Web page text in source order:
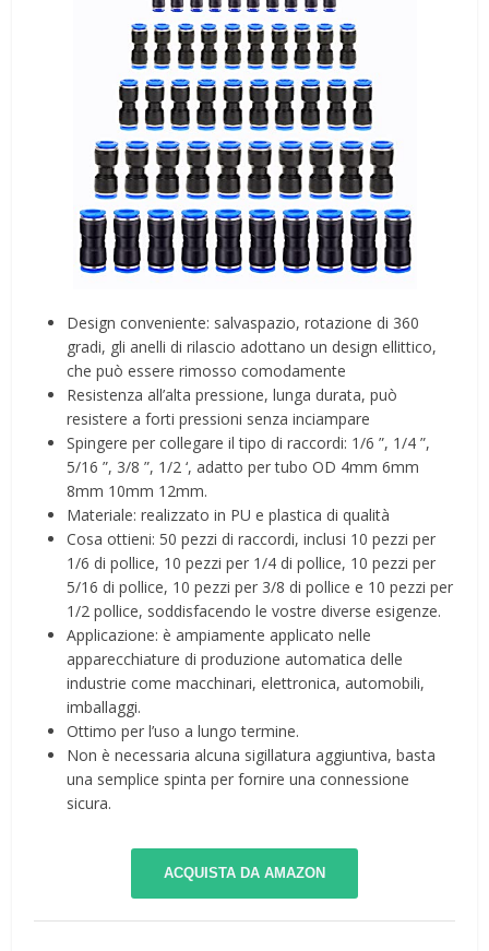
Design conveniente: salvaspazio, rotazione di 360
gradi, gli anelli di rilascio adottano un design ellittico,
che può essere rimosso comodamente
Resistenza all’alta pressione, lunga durata, può
resistere a forti pressioni senza inciampare
Spingere per collegare il tipo di raccordi: 1/6 ”, 1/4 ”,
5/16 ”, 3/8 ”, 1/2 ‘, adatto per tubo OD 4mm 6mm
8mm 10mm 12mm.
Materiale: realizzato in PU e plastica di qualità
Cosa ottieni: 50 pezzi di raccordi, inclusi 10 pezzi per
1/6 di pollice, 10 pezzi per 1/4 di pollice, 10 pezzi per
5/16 di pollice, 10 pezzi per 3/8 di pollice e 10 pezzi per
1/2 pollice, soddisfacendo le vostre diverse esigenze.
Applicazione: è ampiamente applicato nelle
apparecchiature di produzione automatica delle
industrie come macchinari, elettronica, automobili,
imballaggi.
Ottimo per l’uso a lungo termine.
Non è necessaria alcuna sigillatura aggiuntiva, basta
una semplice spinta per fornire una connessione
sicura.
ACQUISTA DA AMAZON